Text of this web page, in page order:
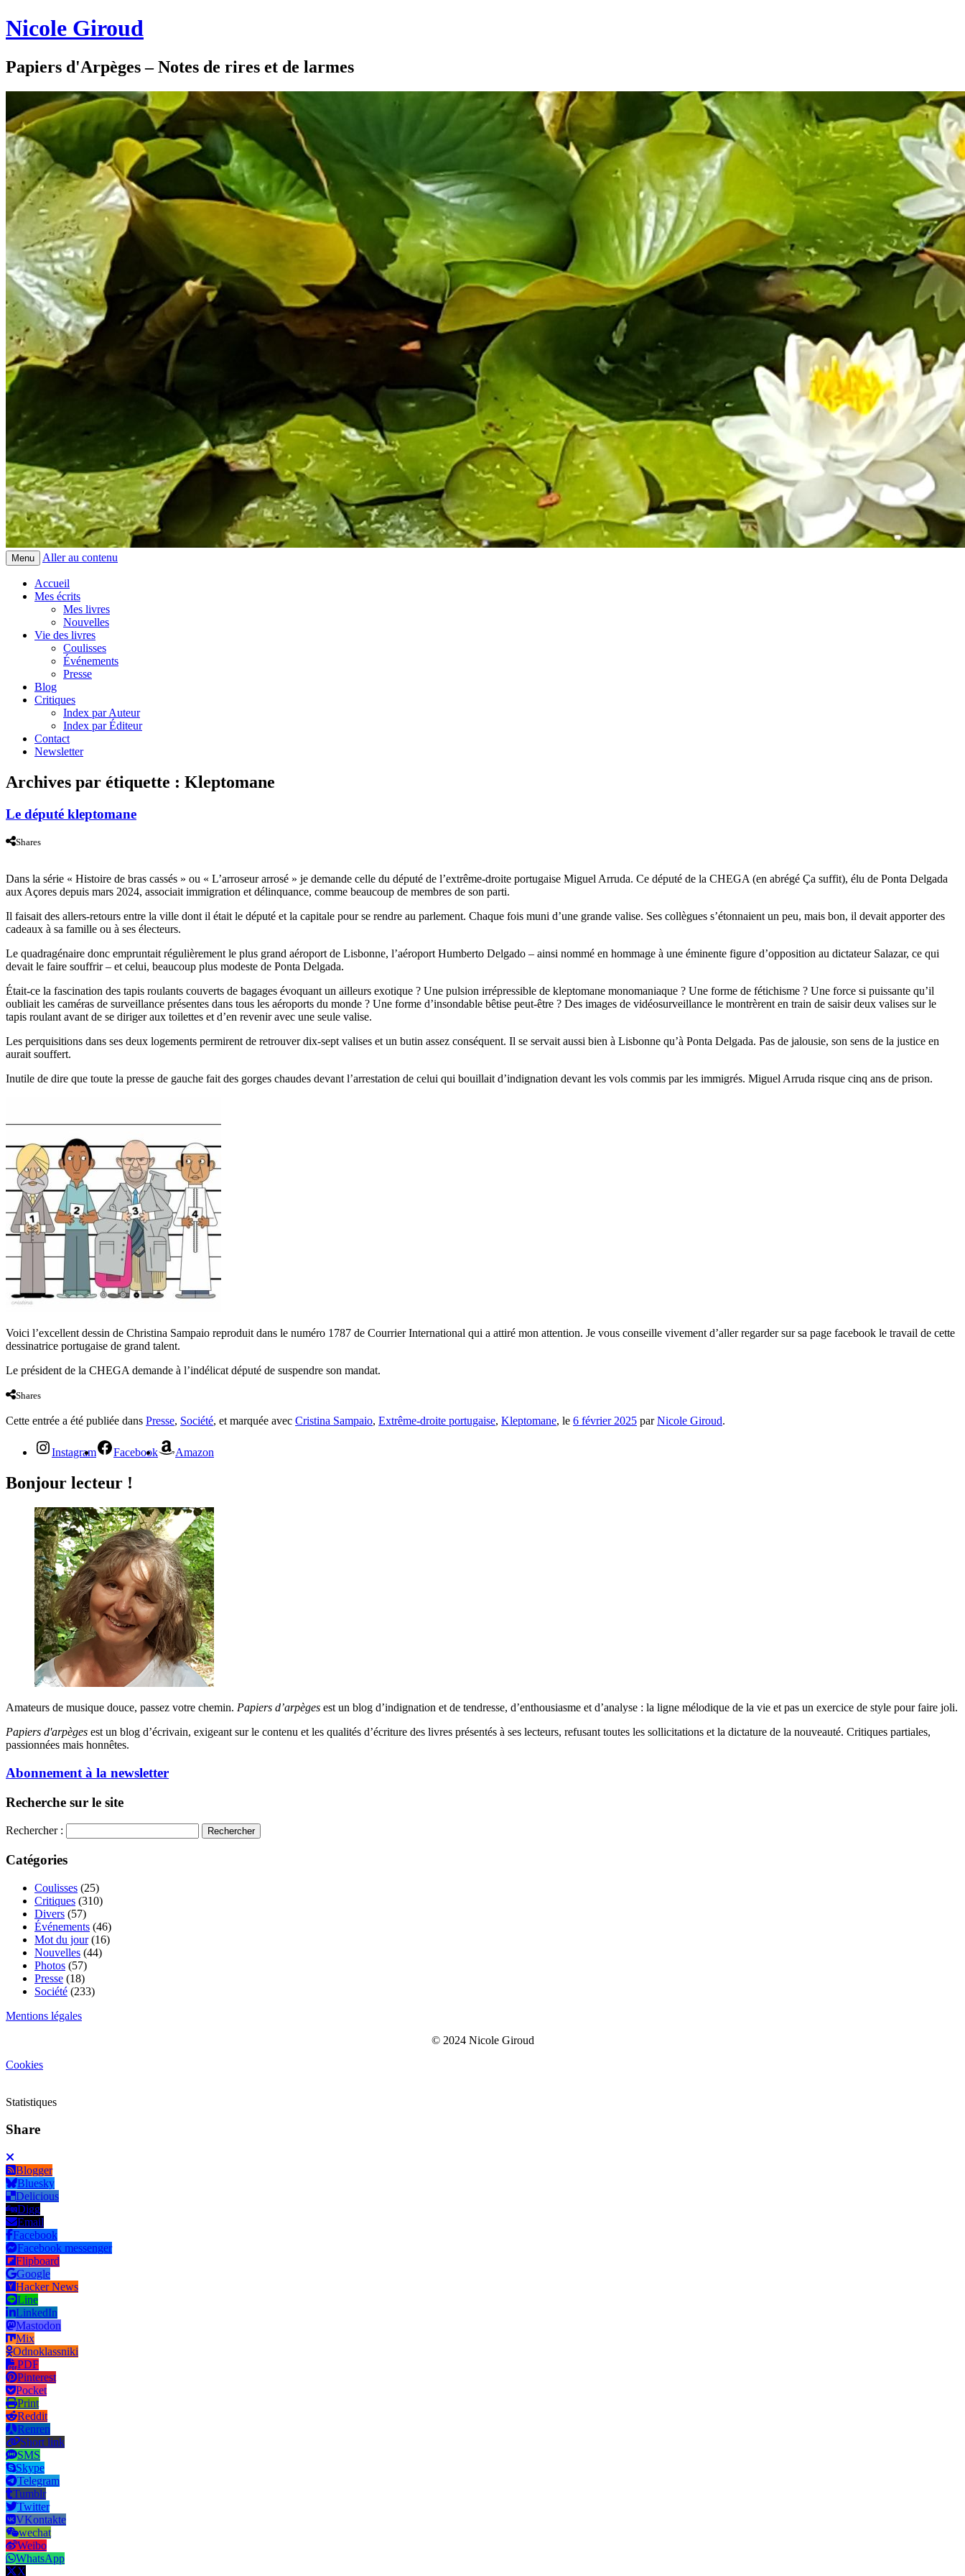
Nicole Giroud
Papiers d'Arpèges – Notes de rires et de larmes
Menu Aller au contenu
Accueil
Mes écrits
Mes livres
Nouvelles
Vie des livres
Coulisses
Événements
Presse
Blog
Critiques
Index par Auteur
Index par Éditeur
Contact
Newsletter
Archives par étiquette : Kleptomane
Le député kleptomane
Shares
Dans la série « Histoire de bras cassés » ou « L’arroseur arrosé » je demande celle du député de l’extrême-droite portugaise Miguel Arruda. Ce député de la CHEGA (en abrégé Ça suffit), élu de Ponta Delgada
aux Açores depuis mars 2024, associait immigration et délinquance, comme beaucoup de membres de son parti.
Il faisait des allers-retours entre la ville dont il était le député et la capitale pour se rendre au parlement. Chaque fois muni d’une grande valise. Ses collègues s’étonnaient un peu, mais bon, il devait apporter des
cadeaux à sa famille ou à ses électeurs.
Le quadragénaire donc empruntait régulièrement le plus grand aéroport de Lisbonne, l’aéroport Humberto Delgado – ainsi nommé en hommage à une éminente figure d’opposition au dictateur Salazar, ce qui
devait le faire souffrir – et celui, beaucoup plus modeste de Ponta Delgada.
Était-ce la fascination des tapis roulants couverts de bagages évoquant un ailleurs exotique ? Une pulsion irrépressible de kleptomane monomaniaque ? Une forme de fétichisme ? Une force si puissante qu’il
oubliait les caméras de surveillance présentes dans tous les aéroports du monde ? Une forme d’insondable bêtise peut-être ? Des images de vidéosurveillance le montrèrent en train de saisir deux valises sur le
tapis roulant avant de se diriger aux toilettes et d’en revenir avec une seule valise.
Les perquisitions dans ses deux logements permirent de retrouver dix-sept valises et un butin assez conséquent. Il se servait aussi bien à Lisbonne qu’à Ponta Delgada. Pas de jalousie, son sens de la justice en
aurait souffert.
Inutile de dire que toute la presse de gauche fait des gorges chaudes devant l’arrestation de celui qui bouillait d’indignation devant les vols commis par les immigrés. Miguel Arruda risque cinq ans de prison.
Voici l’excellent dessin de Christina Sampaio reproduit dans le numéro 1787 de Courrier International qui a attiré mon attention. Je vous conseille vivement d’aller regarder sur sa page facebook le travail de cette
dessinatrice portugaise de grand talent.
Le président de la CHEGA demande à l’indélicat député de suspendre son mandat.
Shares
Cette entrée a été publiée dans Presse, Société, et marquée avec Cristina Sampaio, Extrême-droite portugaise, Kleptomane, le 6 février 2025 parNicole Giroud.
Instagram Facebook Amazon
Bonjour lecteur !
Amateurs de musique douce, passez votre chemin. Papiers d’arpèges est un blog d’indignation et de tendresse, d’enthousiasme et d’analyse : la ligne mélodique de la vie et pas un exercice de style pour faire joli.
Papiers d'arpèges est un blog d’écrivain, exigeant sur le contenu et les qualités d’écriture des livres présentés à ses lecteurs, refusant toutes les sollicitations et la dictature de la nouveauté. Critiques partiales,
passionnées mais honnêtes.
Abonnement à la newsletter
Recherche sur le site
Rechercher :
Catégories
Coulisses (25)
Critiques (310)
Divers (57)
Événements (46)
Mot du jour(16)
Nouvelles (44)
Photos (57)
Presse (18)
Société (233)
Mentions légales
© 2024 Nicole Giroud
Cookies
Statistiques
Share
Blogger
Bluesky
Delicious
Digg
Email
Facebook
Facebook messenger
Flipboard
Google
Hacker News
Line
LinkedIn
Mastodon
Mix
Odnoklassniki
PDF
Pinterest
Pocket
Print
Reddit
Renren
Short link
SMS
Skype
Telegram
Tumblr
Twitter
VKontakte
wechat
Weibo
WhatsApp
X